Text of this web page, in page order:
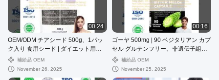
00:24
OEM/ODM チアシード 500g、1パッ
ク入り 食用シード | ダイエット用シ
ード | カルシウム、タンパク質、食物
繊維が豊富 砂糖不使用、カスタム処
補給品 OEM
November 26, 2025
00:16
ゴーヤ 500mg | 90 ベジタリアン カプ
セル グルテンフリー、非遺伝子組み
換えサプリメント ゴーヤエキス、自
然なグルコース代謝、Momordica
補給品 OEM
November 25, 2025